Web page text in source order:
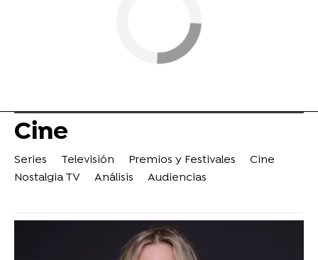
Cine
Series Televisión Premios y Festivales
Cine
Nostalgia TV
Análisis Audiencias